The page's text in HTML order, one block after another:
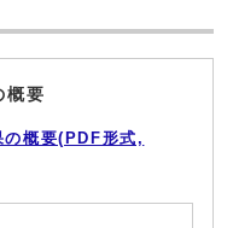
概要
概要(PDF形式,